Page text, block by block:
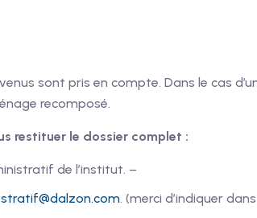
sont pris en compte. Dans le cas
recomposé.
restituer le dossier complet :
de l’institut. –
. (merci d’indiquer